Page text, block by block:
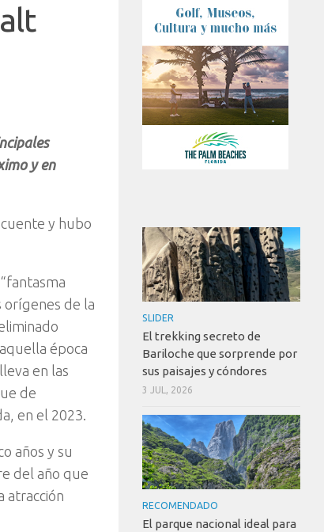
y en
y hubo
orígenes de la
época
en las
de
en el 2023.
años y su
del año que
atracción
SLIDER
El trekking secreto de
Bariloche que sorprende por
sus paisajes y cóndores
3 JUL, 2026
RECOMENDADO
El parque nacional ideal para